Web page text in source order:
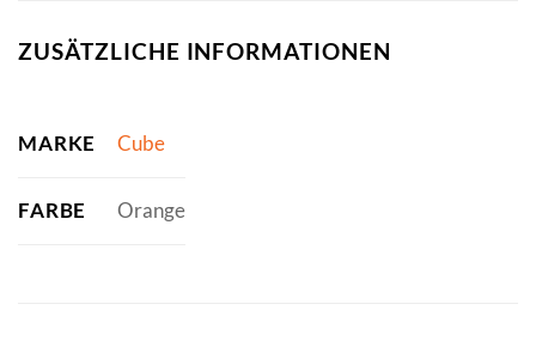
ZUSÄTZLICHE INFORMATIONEN
MARKE Cube
FARBE Orange